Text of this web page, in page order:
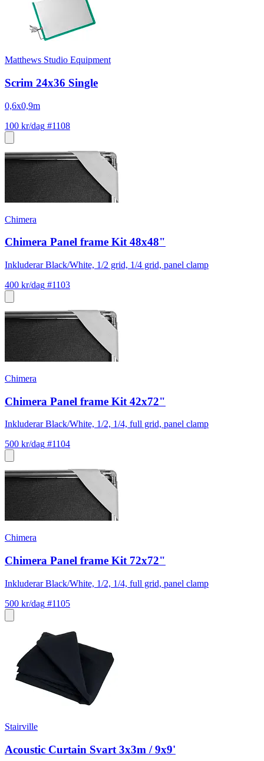
Matthews Studio Equipment
Scrim 24x36 Single
0,6x0,9m
100 kr/dag #1108
Chimera
Chimera Panel frame Kit 48x48"
Inkluderar Black/White, 1/2 grid, 1/4 grid, panel clamp
400 kr/dag #1103
Chimera
Chimera Panel frame Kit 42x72"
Inkluderar Black/White, 1/2, 1/4, full grid, panel clamp
500 kr/dag #1104
Chimera
Chimera Panel frame Kit 72x72"
Inkluderar Black/White, 1/2, 1/4, full grid, panel clamp
500 kr/dag #1105
Stairville
Acoustic Curtain Svart 3x3m / 9x9'